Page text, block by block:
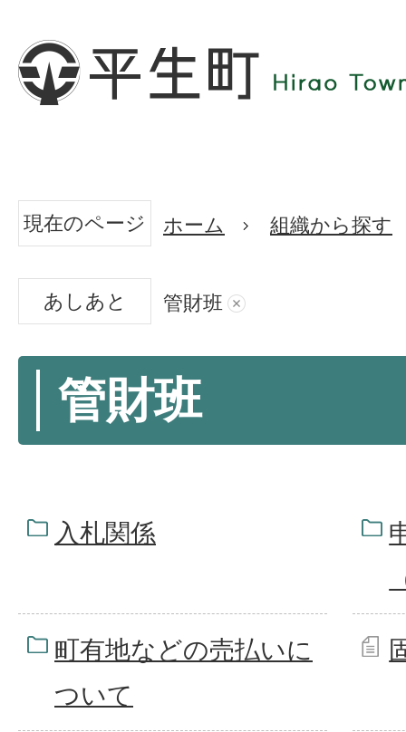
現在のページ ホーム 組織から探す
あしあと 管財班
管財班
入札関係
町有地などの売払いに
ついて